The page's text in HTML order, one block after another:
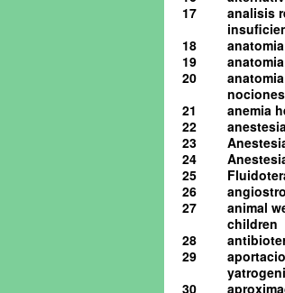
17
analisis
18
19
20
21
anemia
22
23
24
25
26
27
animal
children
28
29
30